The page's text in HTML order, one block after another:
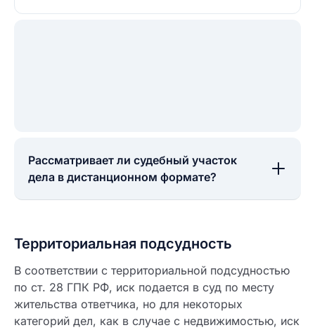
Рассматривает ли судебный участок
дела в дистанционном формате?
Территориальная подсудность
В соответствии с территориальной подсудностью
по ст. 28 ГПК РФ, иск подается в суд по месту
жительства ответчика, но для некоторых
категорий дел, как в случае с недвижимостью, иск